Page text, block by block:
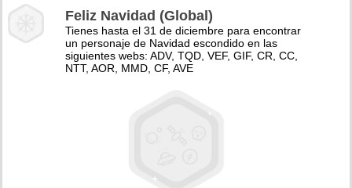
Feliz Navidad (Global)
Tienes hasta el 31 de diciembre para encontrar
un personaje de Navidad escondido en las
siguientes webs: ADV, TQD, VEF, GIF, CR, CC,
NTT, AOR, MMD, CF, AVE